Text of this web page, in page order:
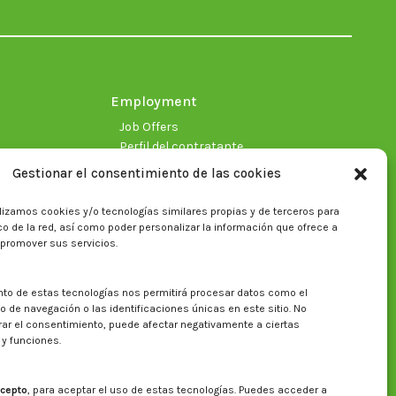
Gestionar el consentimiento de las cookies
cookies y/o tecnologías similares propias y de terceros para
de la red, así como poder personalizar la información que ofrece a
sus servicios.
de estas tecnologías nos permitirá procesar datos como el
de navegación o las identificaciones únicas en este sitio. No
el consentimiento, puede afectar negativamente a ciertas
funciones.
, para aceptar el uso de estas tecnologías. Puedes acceder a
new new new new new new
Employment
Job Offers
Perfil del contratante
Search on CITA website
Search: